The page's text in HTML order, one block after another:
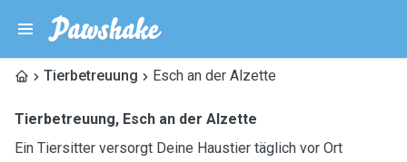
Tierbetreuung Esch an der Alzette
Tierbetreuung, Esch an der Alzette
Ein Tiersitter versorgt Deine Haustier täglich vor Ort